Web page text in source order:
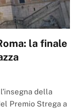
la finale
della
Premio Strega a